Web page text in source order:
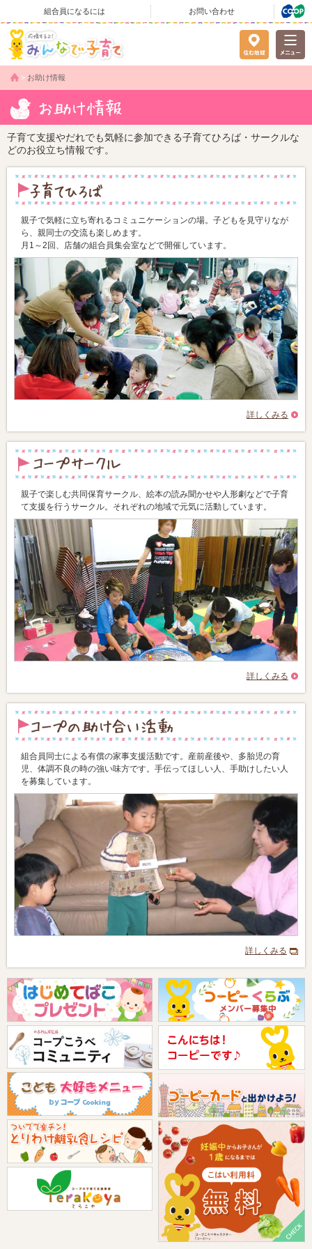
組合員になるには お問い合わせ
> お助け情報
子育て支援やだれでも気軽に参加できる子育てひろば・サークルな
どのお役立ち情報です。
親子で気軽に立ち寄れるコミュニケーションの場。子どもを見守りなが
ら、親同士の交流も楽しめます。
月1～2回、店舗の組合員集会室などで開催しています。
詳しくみる
親子で楽しむ共同保育サークル、絵本の読み聞かせや人形劇などで子育
て支援を行うサークル。それぞれの地域で元気に活動しています。
詳しくみる
組合員同士による有償の家事支援活動です。産前産後や、多胎児の育
児、体調不良の時の強い味方です。手伝ってほしい人、手助けしたい人
を募集しています。
詳しくみる